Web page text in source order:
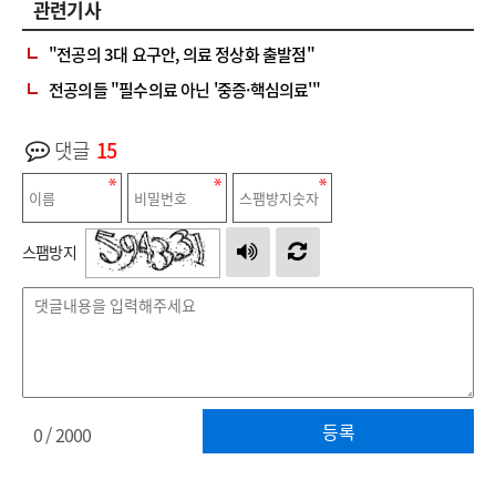
관련기사
"전공의 3대 요구안, 의료 정상화 출발점"
전공의들 "필수의료 아닌 '중증·핵심의료'"
댓글 15
스팸방지
등록
0/ 2000